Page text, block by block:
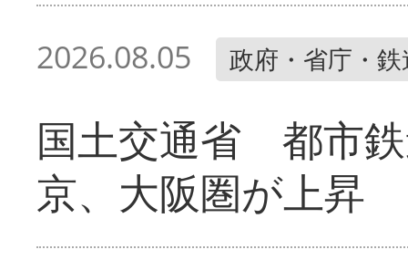
2026.08.05 政府・省庁・
国土交通省 都市
京、大阪圏が上昇